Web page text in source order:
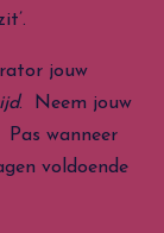
jouw
. Neem jouw
wanneer
voldoende